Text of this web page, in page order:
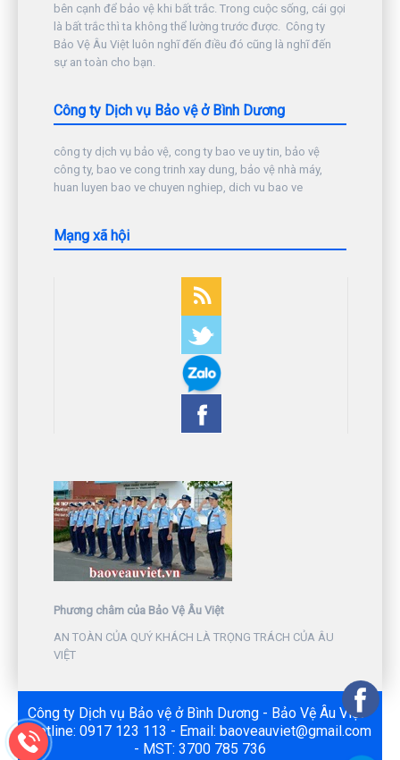
bên cạnh để bảo vệ khi bất trắc. Trong cuộc sống, cái gọi
là bất trắc thì ta không thể lường trước được. Công ty
Bảo Vệ Âu Việt luôn nghĩ đến điều đó cũng là nghĩ đến
sự an toàn cho bạn.
Công ty Dịch vụ Bảo vệ ở Bình Dương
công ty dịch vụ bảo vệ, cong ty bao ve uy tin, bảo vệ
công ty, bao ve cong trinh xay dung, bảo vệ nhà máy,
huan luyen bao ve chuyen nghiep, dich vu bao ve
Mạng xã hội
Phương châm của Bảo Vệ Âu Việt
AN TOÀN CỦA QUÝ KHÁCH LÀ TRỌNG TRÁCH CỦA ÂU
VIỆT
Công ty Dịch vụ Bảo vệ ở Bình Dương - Bảo Vệ Âu Việt -
Hotline: 0917 123 113 - Email: baoveauviet@gmail.com
- MST: 3700 785 736